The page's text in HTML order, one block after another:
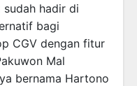
hadir di
bagi
CGV dengan fitur
Mal
bernama Hartono